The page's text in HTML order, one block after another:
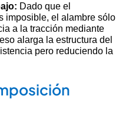
Dado que el
imposible, el alambre sólo
a la tracción mediante
alarga la estructura del
pero reduciendo la